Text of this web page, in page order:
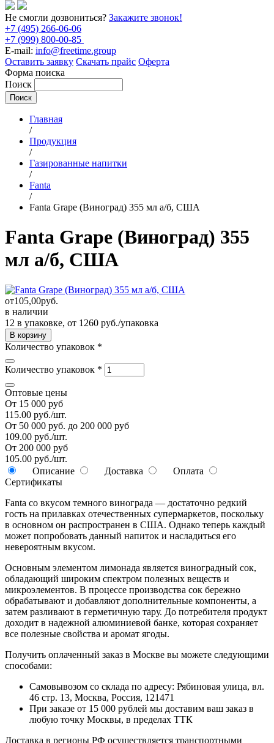
Не смогли дозвониться? Закажите звонок!
+7 (495) 266-06-06
+7 (999) 800-00-85
E-mail: info@freetime.group
Оставить заявку Скачать прайс Оферта
Форма поиска
Поиск
Главная
/
Продукция
/
Газированные напитки
/
Fanta
/
Fanta Grape (Виноград) 355 мл а/б, США
Fanta Grape (Виноград) 355
мл а/б, США
от105,00руб.
в наличии
12 в упаковке, от 1260 руб./упаковка
Количество упаковок *
Количество упаковок *
Оптовые цены
От 15 000 руб
115.00 руб./шт.
От 50 000 руб. до 200 000 руб
109.00 руб./шт.
От 200 000 руб
105.00 руб./шт.
Описание
Доставка
Оплата
Сертификаты
Fanta со вкусом темного винограда — достаточно редкий
гость на прилавках отечественных супермаркетов, поскольку
в основном он распространен в США. Однако теперь каждый
может попробовать данный напиток и насладиться его
невероятным вкусом.
Основным элементом лимонада является виноградный сок,
обладающий широким спектром полезных веществ и
микроэлементов. В процессе производства сок бережно
обрабатывают и добавляют дополнительные компоненты, а
затем разливают в герметичную тару. До потребителя продукт
доходит в надежной алюминиевой банке, которая сохраняет
все полезные свойства и аромат ягоды.
Получить оплаченный заказ в Москве вы можете следующими
способами:
Самовывозом со склада по адресу: Рябиновая улица, вл.
46 стр. 13, Москва, Россия, 121471
При заказе от 15 000 рублей мы доставим ваш заказ в
любую точку Москвы, в пределах ТТК
Доставка в регионы РФ осуществляется транспортными